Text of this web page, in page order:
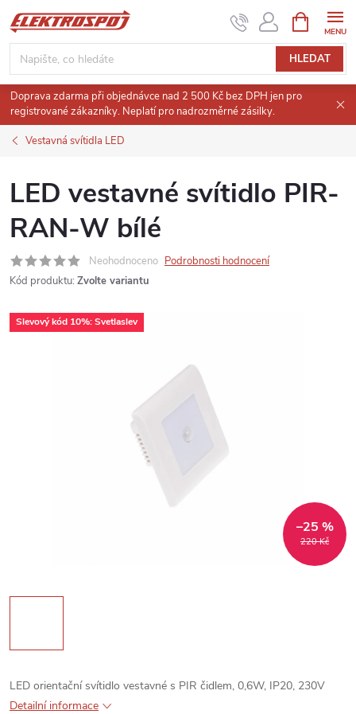
Přejít
na
obsah
HLEDAT
NÁKUPNÍ
KOŠÍK
Doprava zdarma při objednávce nad 2 500 Kč bez DPH jen pro
registrované zákazníky. Neplatí pro nadrozměrné zásilky.
Vestavná svítidla LED
LED vestavné svítidlo PIR-
RAN-W bílé
Neohodnoceno Podrobnosti hodnocení
Kód produktu: Zvolte variantu
Slevový kód 10%: Svetlaslev
220 Kč
–25 %
LED orientační svítidlo vestavné s PIR čidlem, 0,6W, IP20, 230V
Detailní informace